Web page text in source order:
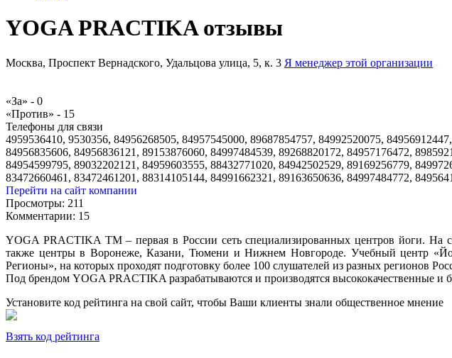
YOGA PRACTIKA отзывы
Москва, Проспект Вернадского, Удальцова улица, 5, к. 3 Я менеджер этой организации
«За» - 0
«Против» - 15
Телефоны для связи
4959536410, 9530356, 84956268505, 84957545000, 89687854757, 84992520075,
84956835606, 84956836121, 89153876060, 84997484539, 89268820172, 84957176472,
84954599795, 89032202121, 84959603555, 88432771020, 84942502529, 89169256779,
83472660461, 83472461201, 88314105144, 84991662321, 89163650636, 84997484772,
Перейти на сайт компании
Просмотры: 211
Комментарии: 15
YOGA PRACTIKA TM – первая в России сеть специализированных центров йоги. На
также центры в Воронеже, Казани, Тюмени и Нижнем Новгороде. Учебный центр
Регионы», на которых проходят подготовку более 100 слушателей из разных регионов
Под брендом YOGA PRACTIKA разрабатываются и производятся высококачественные и
Установите код рейтинга на свой сайт, чтобы Ваши клиенты знали общественное мнение
Взять код рейтинга